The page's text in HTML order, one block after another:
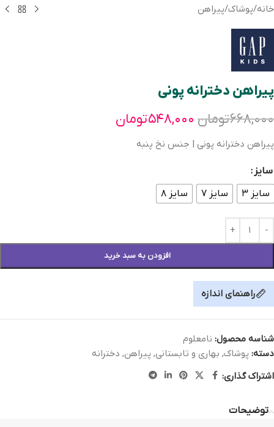
خانه/پوشاک/پیراهن
پیراهن دخترانه پونی
۶۶۸,۰۰۰تومان ۵۴۸,۰۰۰تومان
پیراهن دخترانه پونی | جنس نخ پنبه
سایز
سایز ۳
سایز ۷ سایز ۸
افزودن به سبد خرید
راهنمای اندازه
شناسه محصول: نامعلوم
دسته: پوشاک, بهاری و تابستانی, پیراهن, دخترانه
اشتراک گذاری:
توضیحات